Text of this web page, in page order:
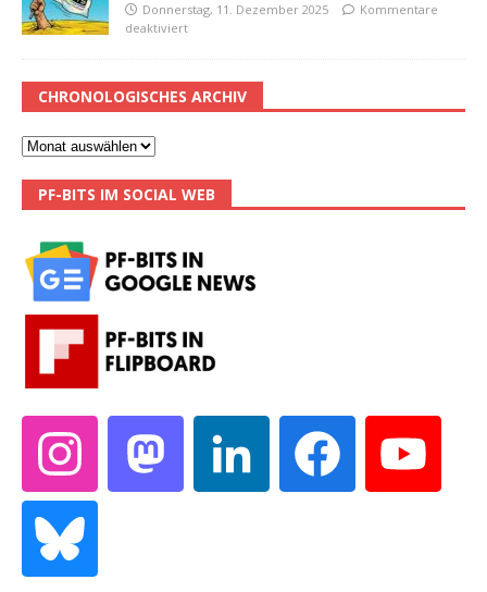
Donnerstag, 11. Dezember 2025
Kommentare
deaktiviert
CHRONOLOGISCHES ARCHIV
PF-BITS IM SOCIAL WEB